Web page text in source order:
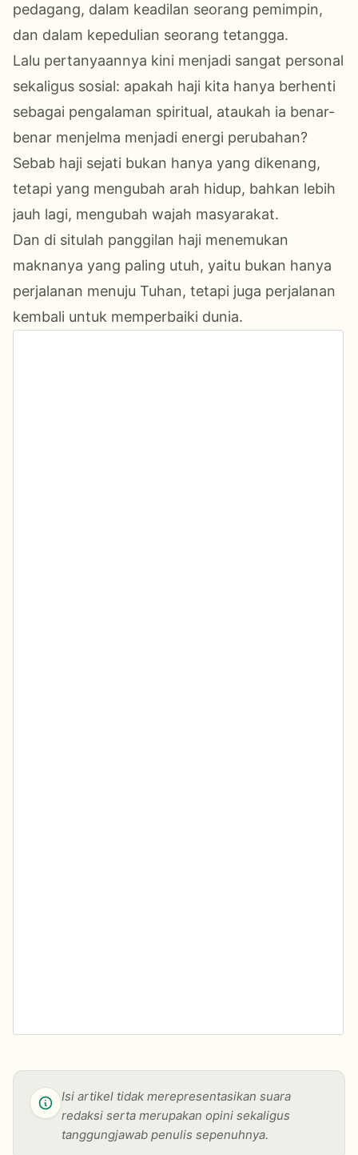
pedagang, dalam keadilan seorang pemimpin,
dan dalam kepedulian seorang tetangga.
Lalu pertanyaannya kini menjadi sangat personal
sekaligus sosial: apakah haji kita hanya berhenti
sebagai pengalaman spiritual, ataukah ia benar-
benar menjelma menjadi energi perubahan?
Sebab haji sejati bukan hanya yang dikenang,
tetapi yang mengubah arah hidup, bahkan lebih
jauh lagi, mengubah wajah masyarakat.
Dan di situlah panggilan haji menemukan
maknanya yang paling utuh, yaitu bukan hanya
perjalanan menuju Tuhan, tetapi juga perjalanan
kembali untuk memperbaiki dunia.
Isi artikel tidak merepresentasikan suara
redaksi serta merupakan opini sekaligus
tanggungjawab penulis sepenuhnya.